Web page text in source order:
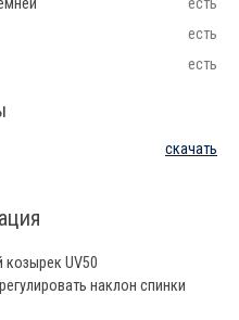
есть
есть
скачать
UV50
наклон спинки